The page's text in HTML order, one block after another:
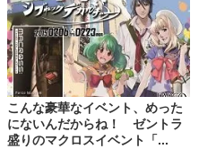
こんな豪華なイベント、めった
にないんだからね！ ゼントラ
盛りのマクロスイベント「...